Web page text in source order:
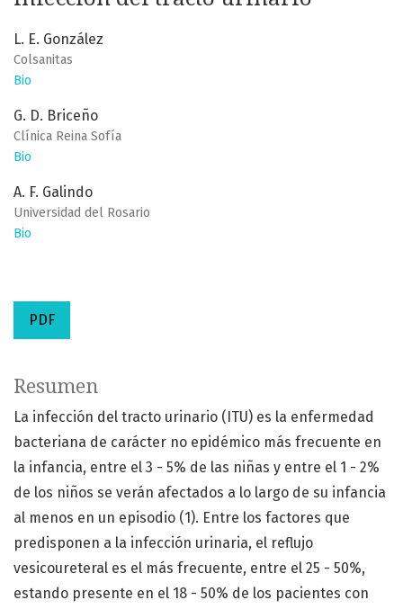
L. E. González
Colsanitas
Bio
G. D. Briceño
Clínica Reina Sofía
Bio
A. F. Galindo
Universidad del Rosario
Bio
PDF
Resumen
La infección del tracto urinario (ITU) es la enfermedad
bacteriana de carácter no epidémico más frecuente en
la infancia, entre el 3 - 5% de las niñas y entre el 1 - 2%
de los niños se verán afectados a lo largo de su infancia
al menos en un episodio (1). Entre los factores que
predisponen a la infección urinaria, el reflujo
vesicoureteral es el más frecuente, entre el 25 - 50%,
estando presente en el 18 - 50% de los pacientes con